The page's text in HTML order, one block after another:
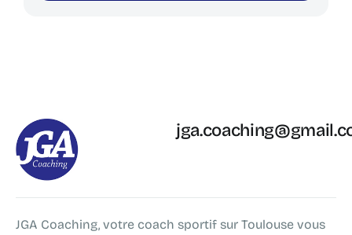
JGA Coaching, votre coach sportif sur Toulouse vous